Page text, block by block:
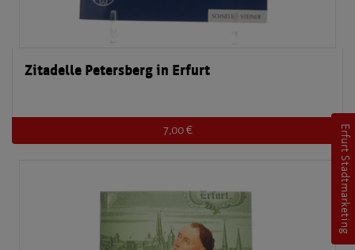
Zitadelle Petersberg in Erfurt
7,00 € Erfurt Stadtmarketing